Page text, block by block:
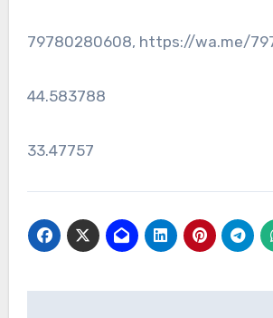
79780280608, https://wa.me/
44.583788
33.47757